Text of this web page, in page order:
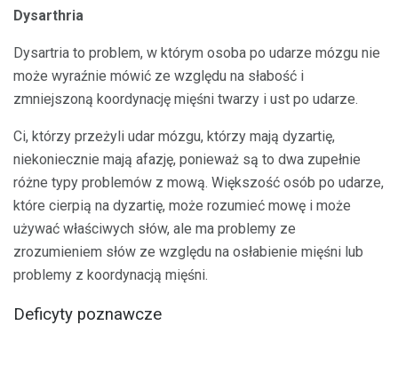
Dysarthria
Dysartria to problem, w którym osoba po udarze mózgu nie
może wyraźnie mówić ze względu na słabość i
zmniejszoną koordynację mięśni twarzy i ust po udarze.
Ci, którzy przeżyli udar mózgu, którzy mają dyzartię,
niekoniecznie mają afazję, ponieważ są to dwa zupełnie
różne typy problemów z mową. Większość osób po udarze,
które cierpią na dyzartię, może rozumieć mowę i może
używać właściwych słów, ale ma problemy ze
zrozumieniem słów ze względu na osłabienie mięśni lub
problemy z koordynacją mięśni.
Deficyty poznawcze